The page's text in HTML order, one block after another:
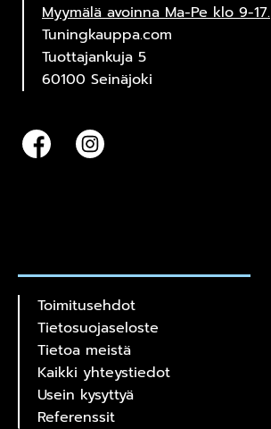
Myymälä avoinna Ma-Pe klo 9-17.
Tuningkauppa.com
Tuottajankuja 5
60100 Seinäjoki
Toimitusehdot
Tietosuojaseloste
Tietoa meistä
Kaikki yhteystiedot
Usein kysyttyä
Referenssit